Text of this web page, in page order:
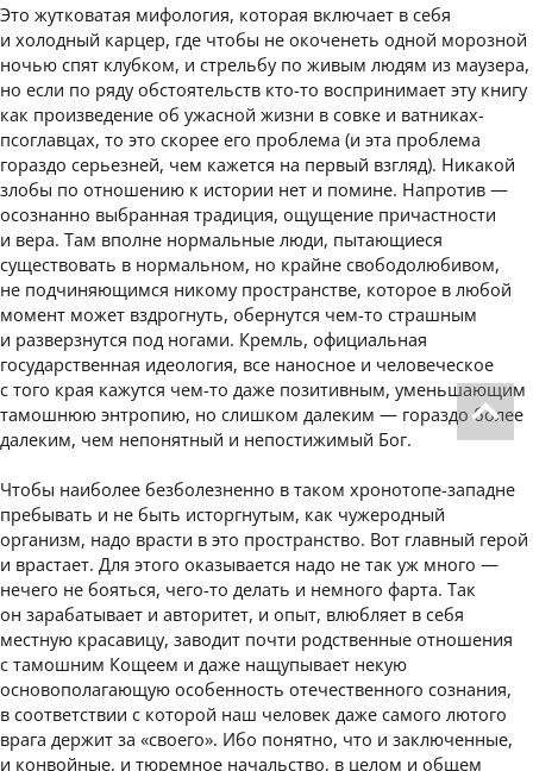
Это жутковатая мифология, которая включает в себя
и холодный карцер, где чтобы не окоченеть одной морозной
ночью спят клубком, и стрельбу по живым людям из маузера,
но если по ряду обстоятельств кто-то воспринимает эту книгу
как произведение об ужасной жизни в совке и ватниках-
псоглавцах, то это скорее его проблема (и эта проблема
гораздо серьезней, чем кажется на первый взгляд). Никакой
злобы по отношению к истории нет и помине. Напротив —
осознанно выбранная традиция, ощущение причастности
и вера. Там вполне нормальные люди, пытающиеся
существовать в нормальном, но крайне свободолюбивом,
не подчиняющимся никому пространстве, которое в любой
момент может вздрогнуть, обернутся чем-то страшным
и разверзнутся под ногами. Кремль, официальная
государственная идеология, все наносное и человеческое
с того края кажутся чем-то даже позитивным, уменьшающим
тамошнюю энтропию, но слишком далеким — гораздо более
далеким, чем непонятный и непостижимый Бог.
Чтобы наиболее безболезненно в таком хронотопе-западне
пребывать и не быть исторгнутым, как чужеродный
организм, надо врасти в это пространство. Вот главный герой
и врастает. Для этого оказывается надо не так уж много —
нечего не бояться, чего-то делать и немного фарта. Так
он зарабатывает и авторитет, и опыт, влюбляет в себя
местную красавицу, заводит почти родственные отношения
с тамошним Кощеем и даже нащупывает некую
основополагающую особенность отечественного сознания,
в соответствии с которой наш человек даже самого лютого
врага держит за «своего». Ибо понятно, что и заключенные,
и конвойные, и тюремное начальство, в целом и общем